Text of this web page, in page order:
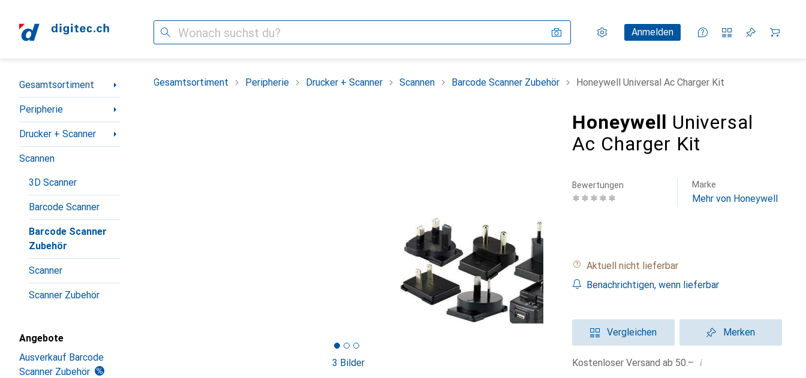
Suche Einstellungen
KundenkontoAnmelden
Vergleichslisten
Merklisten
Warenkorb
Navigation nach Kategorien
Gesamtsortiment
Peripherie
Drucker + Scanner
Scannen
3D Scanner
Barcode Scanner
Barcode Scanner
Zubehör
Scanner
Scanner Zubehör
Angebote
Ausverkauf Barcode
Scanner Zubehör
Gesamtsortiment Peripherie Drucker + Scanner Scannen Barcode Scanner Zubehör Honeywell Universal Ac Charger Kit
3 Bilder
Honeywell Universal
Ac Charger Kit
Bewertungen Marke
Mehr von Honeywell
Aktuell nicht lieferbar
Benachrichtigen, wenn lieferbar
Vergleichen Merken
Kostenloser Versand ab 50.– i